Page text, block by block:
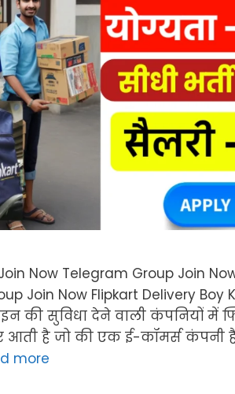
Now Telegram Group Join
Join Now Flipkart Delivery Boy
की सुविधा देने वाली कंपनियों में
है जो की एक ई-कॉमर्स कंपनी
more